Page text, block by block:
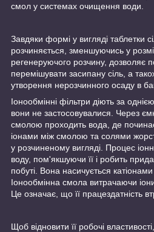
смол у системах очищення води.
Завдяки формі у вигляді таблетки
розчиняється, зменшуючись у
регенеруючого розчину, дозволяє
перемішувати засипану сіль, а
утворення нерозчинного осаду в
Іонообмінні фільтри діють за
вони не застосовувалися. Через
смолою проходить вода, де
іонами між смолою та солями
у розчиненому вигляді. Процес
воду, пом'якшуючи її і робить
побуті. Вона насичується
Іонообмінна смола витрачаючи
Це означає, що її працездатність
Щоб відновити її робочі